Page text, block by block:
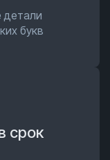
детали
букв
срок